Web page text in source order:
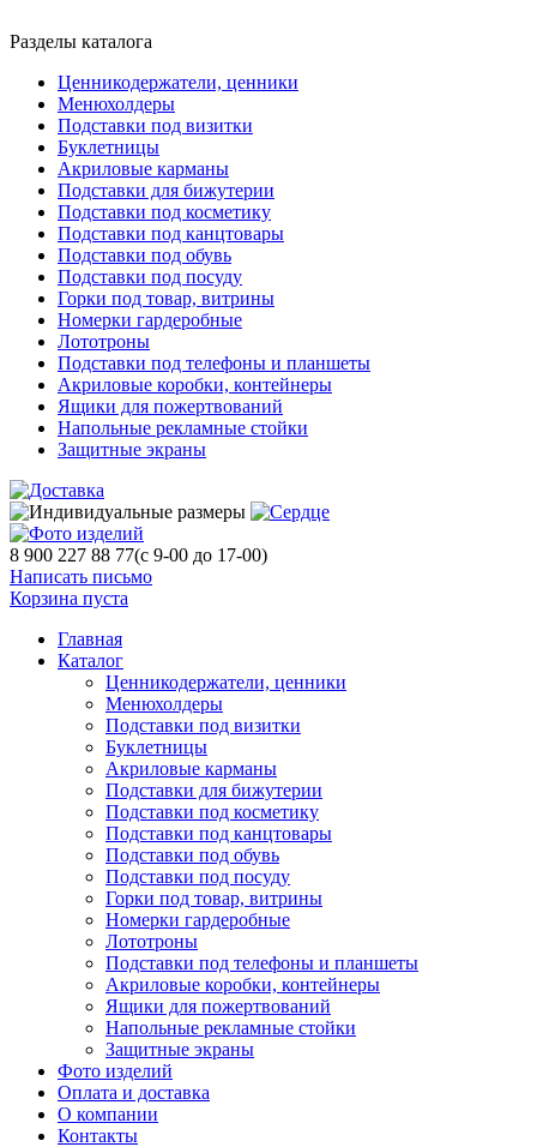
Разделы каталога
Ценникодержатели, ценники
Менюхолдеры
Подставки под визитки
Буклетницы
Акриловые карманы
Подставки для бижутерии
Подставки под косметику
Подставки под канцтовары
Подставки под обувь
Подставки под посуду
Горки под товар, витрины
Номерки гардеробные
Лототроны
Подставки под телефоны и планшеты
Акриловые коробки, контейнеры
Ящики для пожертвований
Напольные рекламные стойки
Защитные экраны
8 900 227 88 77(с 9-00 до 17-00)
Написать письмо
Корзина пуста
Главная
Каталог
Ценникодержатели, ценники
Менюхолдеры
Подставки под визитки
Буклетницы
Акриловые карманы
Подставки для бижутерии
Подставки под косметику
Подставки под канцтовары
Подставки под обувь
Подставки под посуду
Горки под товар, витрины
Номерки гардеробные
Лототроны
Подставки под телефоны и планшеты
Акриловые коробки, контейнеры
Ящики для пожертвований
Напольные рекламные стойки
Защитные экраны
Фото изделий
Оплата и доставка
О компании
Контакты